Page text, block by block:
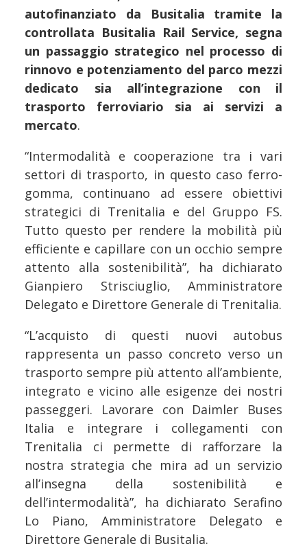
autofinanziato da Busitalia tramite la
controllata Busitalia Rail Service, segna
un passaggio strategico nel processo di
rinnovo e potenziamento del parco mezzi
dedicato sia all’integrazione con il
trasporto ferroviario sia ai servizi a
mercato.
“Intermodalità e cooperazione tra i vari
settori di trasporto, in questo caso ferro-
gomma, continuano ad essere obiettivi
strategici di Trenitalia e del Gruppo FS.
Tutto questo per rendere la mobilità più
efficiente e capillare con un occhio sempre
attento alla sostenibilità”, ha dichiarato
Gianpiero Strisciuglio, Amministratore
Delegato e Direttore Generale di Trenitalia.
“L’acquisto di questi nuovi autobus
rappresenta un passo concreto verso un
trasporto sempre più attento all’ambiente,
integrato e vicino alle esigenze dei nostri
passeggeri. Lavorare con Daimler Buses
Italia e integrare i collegamenti con
Trenitalia ci permette di rafforzare la
nostra strategia che mira ad un servizio
all’insegna della sostenibilità e
dell’intermodalità”, ha dichiarato Serafino
Lo Piano, Amministratore Delegato e
Direttore Generale di Busitalia.